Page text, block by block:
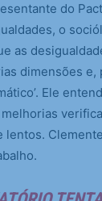
do
o
as
dimensões
Ele
lentos.